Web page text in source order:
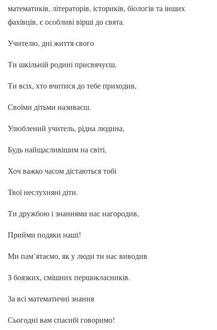
математиків, літераторів, істориків, біологів та інших
фахівців, є особливі вірші до свята.
Учителю, дні життя свого
Ти шкільній родині присвячуєш,
Ти всіх, хто вчитися до тебе приходив,
Своїми дітьми називаєш.
Улюблений учитель, рідна людина,
Будь найщасливішим на світі,
Хоч важко часом дістаються тобі
Твої неслухняні діти.
Ти дружбою і знаннями нас нагородив,
Прийми подяки наші!
Ми пам’ятаємо, як у люди ти нас виводив
З боязких, смішних першокласників.
За всі математичні знання
Сьогодні вам спасибі говоримо!